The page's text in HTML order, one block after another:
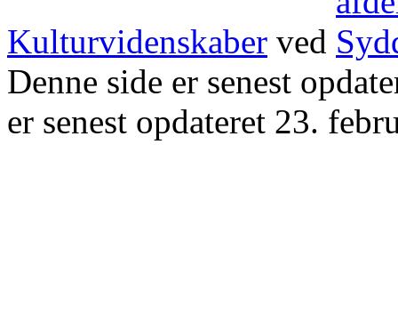
Kulturvidenskaber ved
Denne side er senest
er senest opdateret 23.